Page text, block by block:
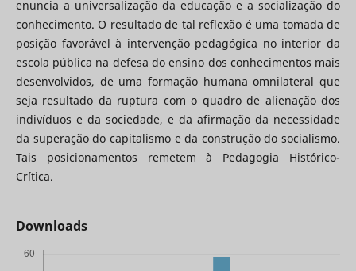
enuncia a universalização da educação e a socialização do
conhecimento. O resultado de tal reflexão é uma tomada de
posição favorável à intervenção pedagógica no interior da
escola pública na defesa do ensino dos conhecimentos mais
desenvolvidos, de uma formação humana omnilateral que
seja resultado da ruptura com o quadro de alienação dos
indivíduos e da sociedade, e da afirmação da necessidade
da superação do capitalismo e da construção do socialismo.
Tais posicionamentos remetem à Pedagogia Histórico-
Crítica.
Downloads